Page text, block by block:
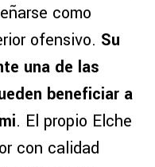
como
ofensivo. Su
una de las
beneficiar a
. El propio Elche
con calidad